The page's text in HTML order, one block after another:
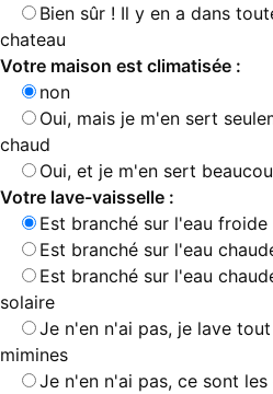
Bien sûr ! Il y en a dans
chateau
Votre maison est climatisée :
non
Oui, mais je m'en sert
chaud
Oui, et je m'en sert
Votre lave-vaisselle :
Est branché sur l'eau froide
Est branché sur l'eau
Est branché sur l'eau
solaire
Je n'en n'ai pas, je lave
mimines
Je n'en n'ai pas, ce sont